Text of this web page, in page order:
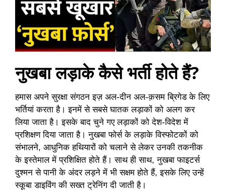
नुखबा लड़ाके कैसेभर्तीहोते हैं?
हमास अपने सुरक्षा संगठन इज़ अल-दीन अल-क़सम ब्रिगेड के लिए
भर्तियां करता है। इनमें से सबसे घातक लड़ाकों को अलग कर
लिया जाता है। इसके बाद चुने गए लड़ाकों को देश-विदेश में
प्रशिक्षण दिया जाता है। नुखबा फोर्स के लड़ाके विस्फोटकों को
संभालने, आधुनिक हथियारों को चलाने से लेकर उनकी तकनीक
के इस्‍तेमाल में प्रशिक्षित होते हैं। साथ ही साथ, नुखबा फाइटर्स
दुश्मन से पानी के अंदर लड़ने में भी सक्षम होते हैं, इसके लिए उन्‍हें
स्कूबा डाइविंग की सख्‍त ट्रेनिंग दी जाती है।